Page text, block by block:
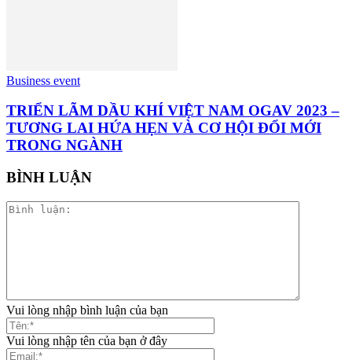
Business event
TRIỂN LÃM DẦU KHÍ VIỆT NAM OGAV 2023 –
TƯƠNG LAI HỨA HẸN VÀ CƠ HỘI ĐỔI MỚI
TRONG NGÀNH
BÌNH LUẬN
Vui lòng nhập bình luận của bạn
Vui lòng nhập tên của bạn ở đây